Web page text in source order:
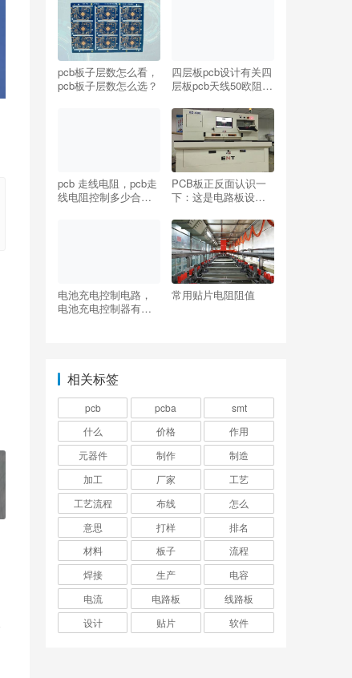
pcb板子层数怎么看，
pcb板子层数怎么选？
四层板pcb设计有关四
层板pcb天线50欧阻抗
pcb 走线电阻，pcb走
线电阻控制多少合适
PCB板正反面认识一
下：这是电路板设计
点！
电池充电控制电路，
电池充电控制器有什
常用贴片电阻阻值
相关标签
pcb pcba
smt
什么
价格
作用
元器件
制作
制造
加工
厂家
工艺
工艺流程
布线
怎么
意思
打样
排名
材料
板子
流程
焊接
生产
电容
电流
电路板
线路板
设计
贴片 软件